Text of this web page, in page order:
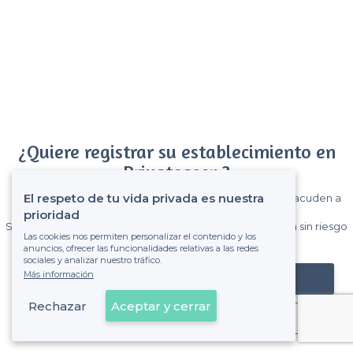
¿Quiere registrar su establecimiento en
Privateaser ?
Gane muchos clientes entre el millón de visitantes que acuden a
Sin comisiones y sin compromiso, pagas una cantidad fija sin riesgo
de ver la factura.
Registrar mi establecimiento
Ya es cliente
El respeto de tu vida privada es nuestra
prioridad
Las cookies nos permiten personalizar el contenido y los
anuncios, ofrecer las funcionalidades relativas a las redes
sociales y analizar nuestro tráfico.
Más información
Rechazar Aceptar y cerrar